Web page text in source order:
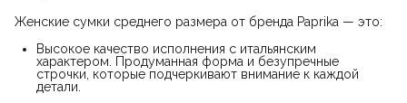
Женские сумки среднего размера от бренда Paprika — это:
Высокое качество исполнения с итальянским
характером. Продуманная форма и безупречные
строчки, которые подчеркивают внимание к каждой
детали.